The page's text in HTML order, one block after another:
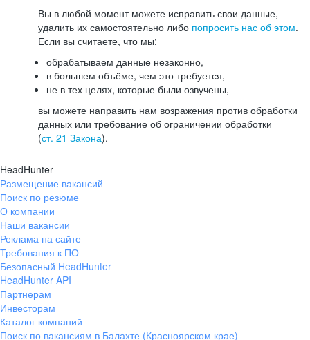
Вы в любой момент можете исправить свои данные,
удалить их самостоятельно либо попросить нас об этом.
Если вы считаете, что мы:
обрабатываем данные незаконно,
в большем объёме, чем это требуется,
не в тех целях, которые были озвучены,
вы можете направить нам возражения против обработки
данных или требование об ограничении обработки
(ст. 21 Закона).
HeadHunter
Размещение вакансий
Поиск по резюме
О компании
Наши вакансии
Реклама на сайте
Требования к ПО
Безопасный HeadHunter
HeadHunter API
Партнерам
Инвесторам
Каталог компаний
Поиск по вакансиям в Балахте (Красноярском крае)